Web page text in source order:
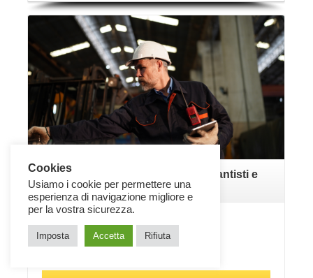
VAI ALLA SCHEDA
Aggiornamento lavoratori impiantisti e
manutentori 6 ore
SALUTE E SICUREZZA
SICL090
Cookies
Usiamo i cookie per permettere una
esperienza di navigazione migliore e
per la vostra sicurezza.
Imposta Accetta Rifiuta